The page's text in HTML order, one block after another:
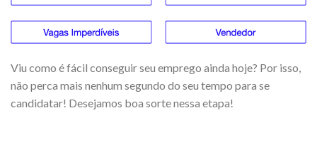
Viu como é fácil conseguir seu emprego ainda hoje? Por isso,
não perca mais nenhum segundo do seu tempo para se
candidatar! Desejamos boa sorte nessa etapa!